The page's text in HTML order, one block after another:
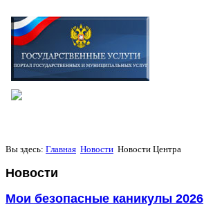
Вы здесь: Главная Новости Новости Центра
Новости
Мои безопасные каникулы 2026